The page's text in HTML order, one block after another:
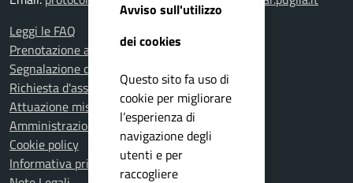
Leggi le FAQ
Prenotazione appuntamento
Segnalazione disservizio
Richiesta d'assistenza
Attuazione misure PNRR
Amministrazione trasparente
Cookie policy
Informativa privacy
Avviso sull'utilizzo
dei cookies
Questo sito fa uso di
cookie per migliorare
l’esperienza di
navigazione degli
utenti e per
raccogliere